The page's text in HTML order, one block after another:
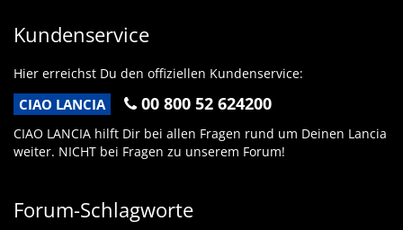
Kundenservice
Hier erreichst Du den offiziellen Kundenservice:
CIAO LANCIA 00 800 52 624200
CIAO LANCIA hilft Dir bei allen Fragen rund um Deinen Lancia
weiter. NICHT bei Fragen zu unserem Forum!
Forum-Schlagworte